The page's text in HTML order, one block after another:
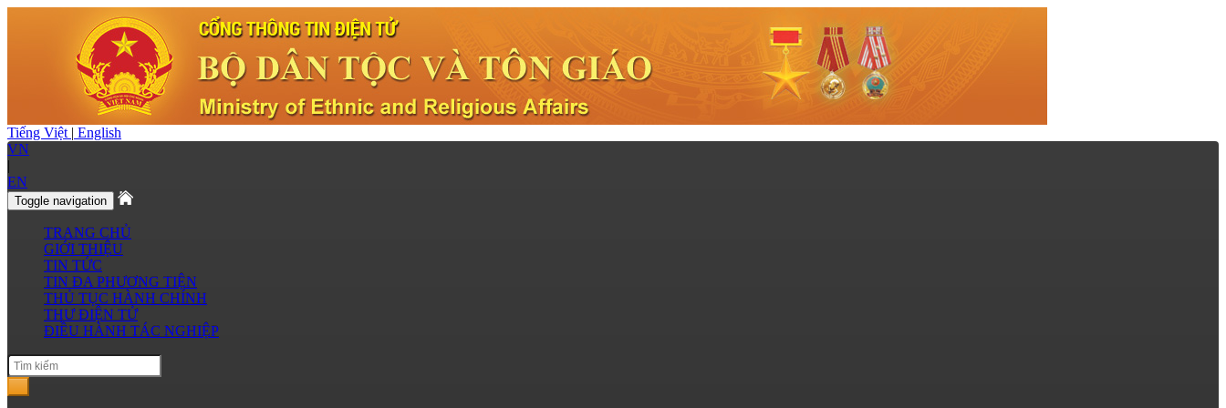
Tiếng Việt | English
VN
|
EN
Toggle navigation
TRANG CHỦ
GIỚI THIỆU
TIN TỨC
TIN ĐA PHƯƠNG TIỆN
THỦ TỤC HÀNH CHÍNH
THƯ ĐIỆN TỬ
ĐIỀU HÀNH TÁC NGHIỆP